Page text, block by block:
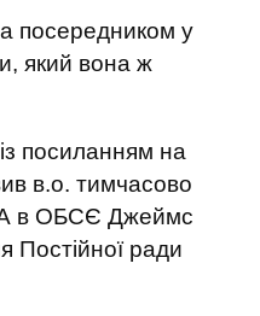
посередником у
який вона ж
із посиланням на
в.о. тимчасово
в ОБСЄ Джеймс
Постійної ради